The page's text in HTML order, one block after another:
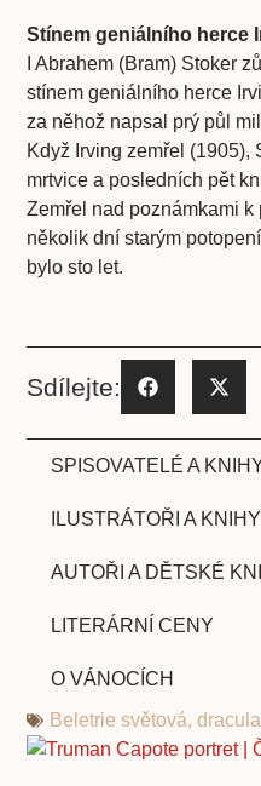
Stínem geniálního herce
I Abrahem (Bram) Stoker
stínem geniálního herce
za něhož napsal prý půl
Když Irving zemřel (1905),
mrtvice a posledních pět
Zemřel nad poznámkami
několik dní starým
bylo sto let.
Sdílejte:
SPISOVATELÉ A
ILUSTRÁTOŘI A KNIHY
AUTOŘI A DĚTSKÉ
LITERÁRNÍ CENY
O VÁNOCÍCH
Beletrie světová,dracula